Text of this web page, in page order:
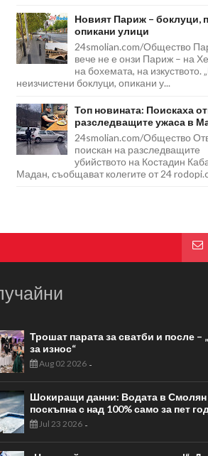
Новият Париж – боклуци,
опикани улици
24smolian.com/Общество
вече не е онзи Париж – на
на бохемата, на изкуството.
неизчистени боклуци, опикани у...
Топ новината: Поискаха
разследващите ужаса в
24smolian.com/Общество
поискан на разследващите
убийството на Костадин
Мадан, съобщават колегите от 24
Трошат парата за сватби и после –
за износ“
Aug 02 2026-
Шокиращи данни: Водата в Смолян
поскъпна с над 100% само за пет
Jul 23 2026-